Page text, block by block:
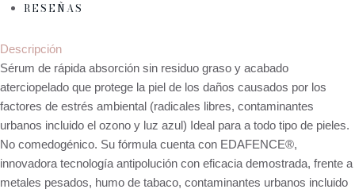
RESEÑAS
Descripción
Sérum de rápida absorción sin residuo graso y acabado
aterciopelado que protege la piel de los daños causados por los
factores de estrés ambiental (radicales libres, contaminantes
urbanos incluido el ozono y luz azul) Ideal para a todo tipo de pieles.
No comedogénico. Su fórmula cuenta con EDAFENCE®,
innovadora tecnología antipolución con eficacia demostrada, frente a
metales pesados, humo de tabaco, contaminantes urbanos incluido